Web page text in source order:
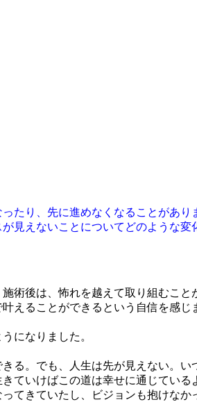
たり、先に進めなくなることがあ
見えないことについてどのような変
術後は、怖れを越えて取り組むこ
えることができるという自信を感じ
になりました。
る。でも、人生は先が見えない。
ていけばこの道は幸せに通じている
てきていたし、ビジョンも抱けな